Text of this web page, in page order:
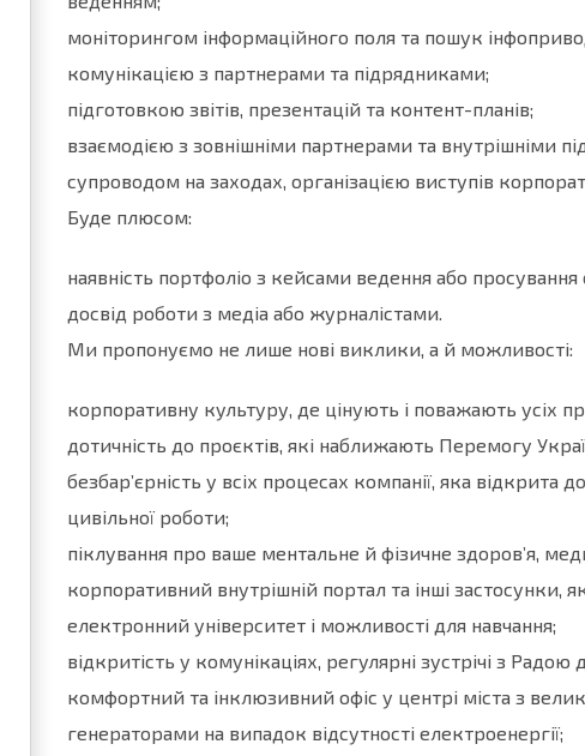
моніторингом інформаційного поля та пошук
комунікацією з партнерами та підрядниками;
підготовкою звітів, презентацій та контент-планів;
взаємодією з зовнішніми партнерами та внутрішніми
супроводом на заходах, організацією виступів
Буде плюсом:
наявність портфоліо з кейсами ведення або
досвід роботи з медіа або журналістами.
Ми пропонуємо не лише нові виклики, а й можливості:
корпоративну культуру, де цінують і поважають усіх
дотичність до проєктів, які наближають Перемогу
безбар’єрність у всіх процесах компанії, яка
цивільної роботи;
піклування про ваше ментальне й фізичне здоров’я,
корпоративний внутрішній портал та інші
електронний університет і можливості для навчання;
відкритість у комунікаціях, регулярні зустрічі з
комфортний та інклюзивний офіс у центрі міста з
генераторами на випадок відсутності електроенергії;